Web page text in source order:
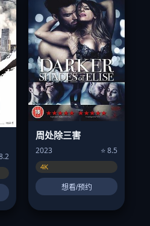
周处除三害
2023 ⭐ 8.5
4K
想看/预约